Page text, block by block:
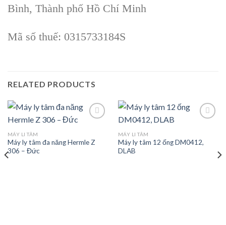
Bình, Thành phố Hồ Chí Minh
Mã số thuế: 0315733184S
RELATED PRODUCTS
Add to
MÁY LI TÂM
Máy ly tâm đa năng Hermle Z
306 – Đức
Add to
MÁY LI TÂM
Máy ly tâm 12 ống DM0412,
DLAB